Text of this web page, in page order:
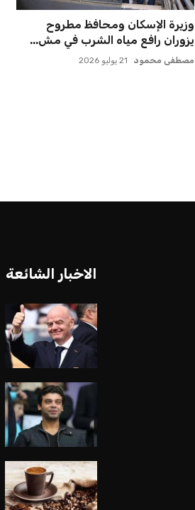
وزيرة الإسكان ومحافظ مطروح
يزوران رافع مياه الشرب في مش...
مصطفى محمود 21 يوليو 2026
الاخبار الشائعة